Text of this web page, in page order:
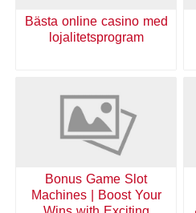
Bästa online casino med
lojalitetsprogram
Bonus Game Slot
Machines | Boost Your